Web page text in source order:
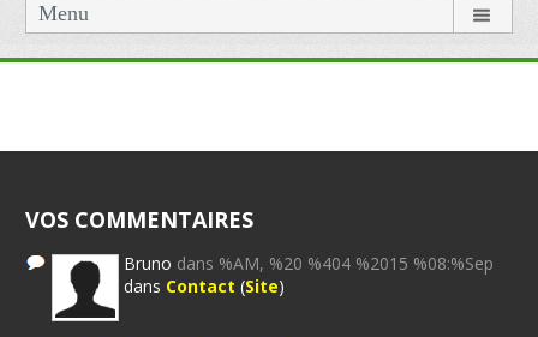
Menu
VOS COMMENTAIRES
Bruno dans %AM, %20 %404 %2015 %08:%Sep
dans Contact (Site)